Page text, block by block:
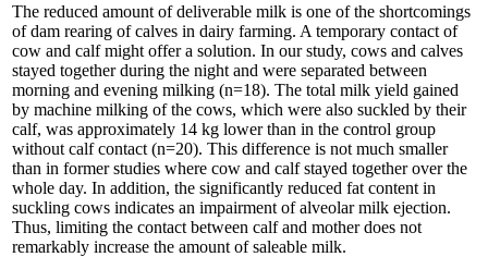
The reduced amount of deliverable milk is one of the shortcomings
of dam rearing of calves in dairy farming. A temporary contact of
cow and calf might offer a solution. In our study, cows and calves
stayed together during the night and were separated between
morning and evening milking (n=18). The total milk yield gained
by machine milking of the cows, which were also suckled by their
calf, was approximately 14 kg lower than in the control group
without calf contact (n=20). This difference is not much smaller
than in former studies where cow and calf stayed together over the
whole day. In addition, the significantly reduced fat content in
suckling cows indicates an impairment of alveolar milk ejection.
Thus, limiting the contact between calf and mother does not
remarkably increase the amount of saleable milk.